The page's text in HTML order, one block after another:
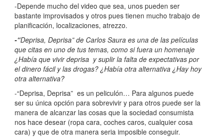
-Depende mucho del video que sea, unos pueden ser
bastante improvisados y otros pues tienen mucho trabajo de
planificación, localizaciones, atrezzo.
-“Deprisa, Deprisa”de Carlos Saura es una de las películas
que citas en uno de tus temas, como si fuera un homenaje
¿Había que vivir deprisa y suplir la falta de expectativas por
el dinero fácil y las drogas? ¿Había otra alternativa ¿Hay hoy
otra alternativa?
-“Deprisa, Deprisa” es un peliculón… Para algunos puede
ser su única opción para sobrevivir y para otros puede ser la
manera de alcanzar las cosas que la sociedad consumista
nos hace desear (ropa cara, coches caros, cualquier cosa
cara) y que de otra manera seria imposible conseguir.